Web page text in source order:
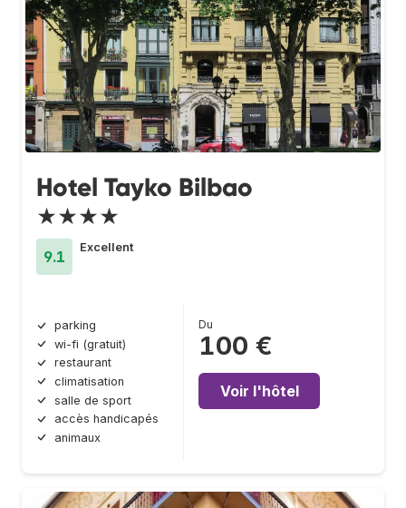
Hotel Tayko Bilbao
★★★★
9.1
Excellent
parking
wi-fi (gratuit)
restaurant
climatisation
salle de sport
accès handicapés
animaux
Du
100 €
Voir l'hôtel